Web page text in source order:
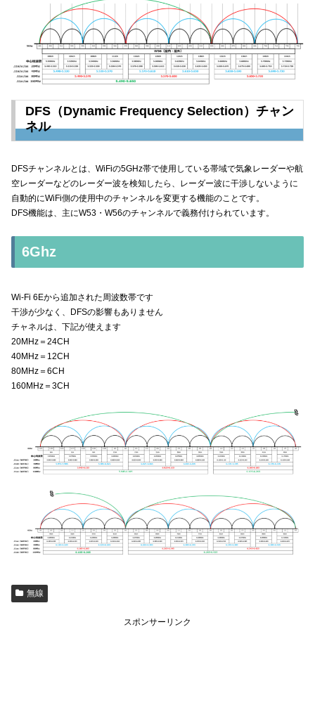
DFS（Dynamic Frequency Selection）チャン
ネル
DFSチャンネルとは、WiFiの5GHz帯で使用している帯域で気象レーダーや航
空レーダーなどのレーダー波を検知したら、レーダー波に干渉しないように
自動的にWiFi側の使用中のチャンネルを変更する機能のことです。
DFS機能は、主にW53・W56のチャンネルで義務付けられています。
6Ghz
Wi-Fi 6Eから追加された周波数帯です
干渉が少なく、DFSの影響もありません
チャネルは、下記が使えます
20MHz＝24CH
40MHz＝12CH
80MHz＝6CH
160MHz＝3CH
無線
スポンサーリンク